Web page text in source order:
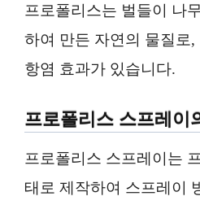
프로폴리스는 벌들이 나
하여 만든 자연의 물질로
항염 효과가 있습니다.
프로폴리스 스프레이
프로폴리스 스프레이는
태로 제작하여 스프레이